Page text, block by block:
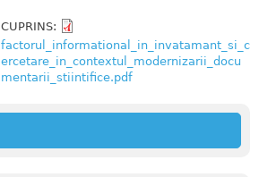
CUPRINS:
factorul_informational_in_invatamant_si_c
ercetare_in_contextul_modernizarii_docu
mentarii_stiintifice.pdf